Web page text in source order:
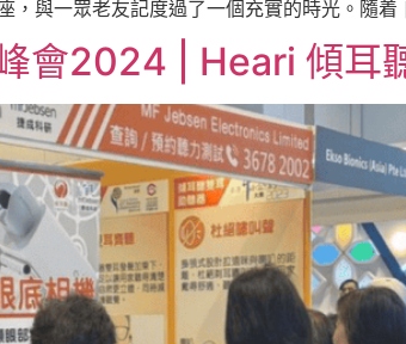
，與一眾老友記度過了一個充實的時光。隨
會2024 | Heari 傾耳